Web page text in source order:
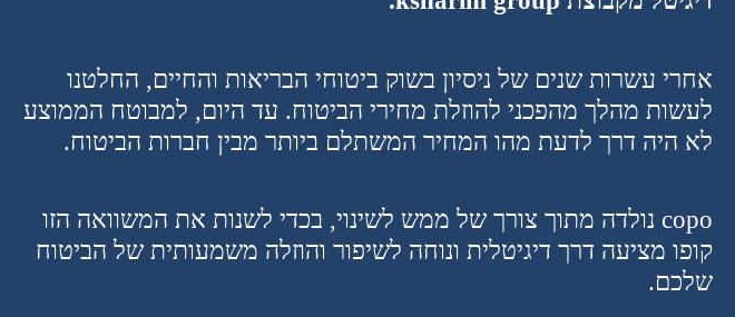
אחרי עשרות שנים של ניסיון בשוק ביטוחי הבריאות והחיים, החלטנו
לעשות מהלך מהפכני להוזלת מחירי הביטוח. עד היום, למבוטח הממוצע
לא היה דרך לדעת מהו המחיר המשתלם ביותר מבין חברות הביטוח.
copo נולדה מתוך צורך של ממש לשינוי, בכדי לשנות את המשוואה הזו
קופו מציעה דרך דיגיטלית ונוחה לשיפור והוזלה משמעותית של הביטוח
שלכם.